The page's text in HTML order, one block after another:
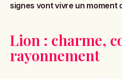
signes vont vivre un moment
Lion : charme,
rayonnement